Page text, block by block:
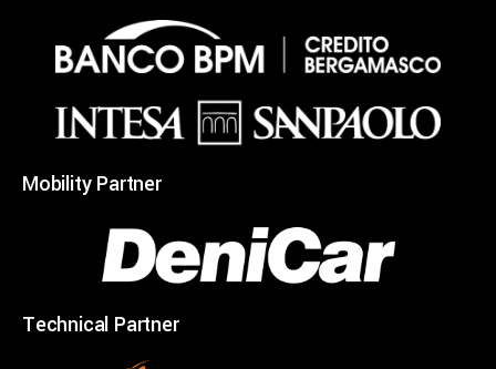
Mobility Partner
Technical Partner